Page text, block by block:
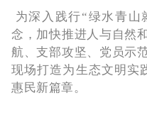
为深入践行“绿水青山
念，加快推进人与自然
航、支部攻坚、党员示
现场打造为生态文明实
惠民新篇章。